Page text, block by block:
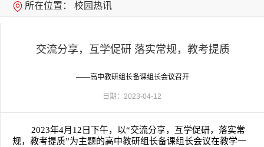
所在位置： 校园热讯
交流分享，互学促研 落实常规，教考提质
——高中教研组长备课组长会议召开
日期：2023-04-12
2023年4月12日下午，以“交流分享，互学促研，落实常
规，教考提质”为主题的高中教研组长备课组长会议在教学一